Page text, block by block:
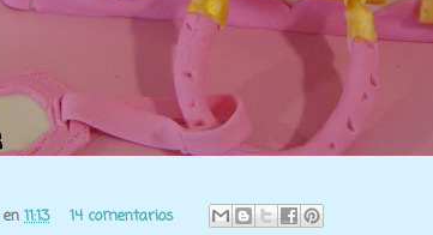
en 11:13
14 comentarios